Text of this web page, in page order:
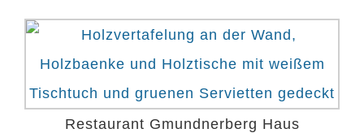
Restaurant Gmundnerberg Haus